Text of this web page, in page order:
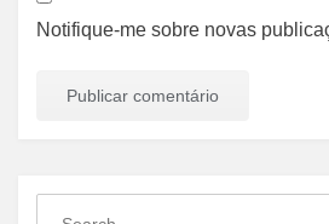
Notifique-me sobre novas